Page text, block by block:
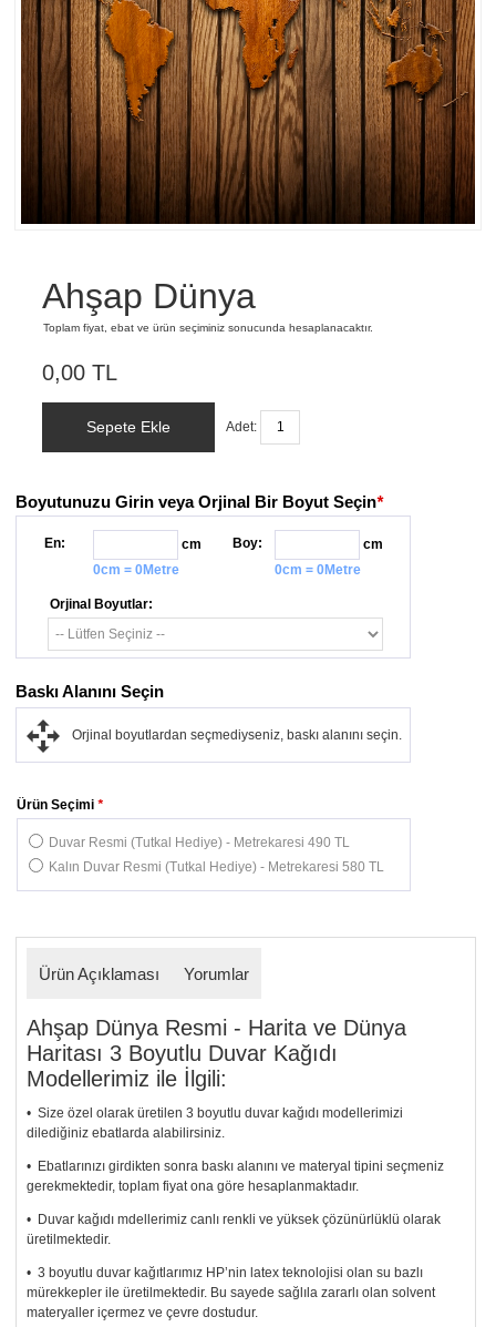
Ahşap Dünya
Toplam fiyat, ebat ve ürün seçiminiz sonucunda hesaplanacaktır.
0,00 TL
Sepete Ekle Adet:
Boyutunuzu Girin veya Orjinal Bir Boyut Seçin*
En:
cm
0cm = 0Metre
Boy:
cm
0cm = 0Metre
Orjinal Boyutlar:
*
Ürün Seçimi
Duvar Resmi (Tutkal Hediye) - Metrekaresi 490 TL
Kalın Duvar Resmi (Tutkal Hediye) - Metrekaresi 580 TL
Baskı Alanını Seçin
Orjinal boyutlardan seçmediyseniz, baskı alanını seçin.
Ürün Açıklaması Yorumlar
Ahşap Dünya Resmi - Harita ve Dünya
Haritası 3 Boyutlu Duvar Kağıdı
Modellerimiz ile İlgili:
• Size özel olarak üretilen 3 boyutlu duvar kağıdı modellerimizi
dilediğiniz ebatlarda alabilirsiniz.
• Ebatlarınızı girdikten sonra baskı alanını ve materyal tipini seçmeniz
gerekmektedir, toplam fiyat ona göre hesaplanmaktadır.
• Duvar kağıdı mdellerimiz canlı renkli ve yüksek çözünürlüklü olarak
üretilmektedir.
• 3 boyutlu duvar kağıtlarımız HP’nin latex teknolojisi olan su bazlı
mürekkepler ile üretilmektedir. Bu sayede sağlıla zararlı olan solvent
materyaller içermez ve çevre dostudur.